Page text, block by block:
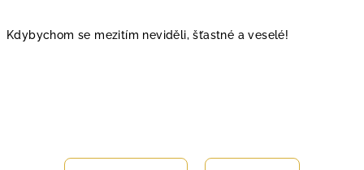
Kdybychom se mezitím neviděli, šťastné a veselé!